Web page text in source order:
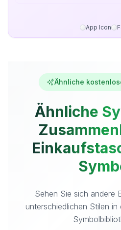
App Icon
Ähnliche
Ähnliche
Sehen Sie sich andere
unterschiedlichen Stilen